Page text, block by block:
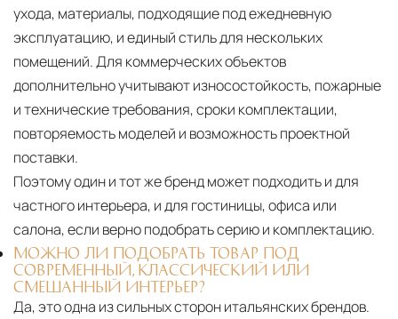
ухода, материалы, подходящие под ежедневную
эксплуатацию, и единый стиль для нескольких
помещений. Для коммерческих объектов
дополнительно учитывают износостойкость, пожарные
и технические требования, сроки комплектации,
повторяемость моделей и возможность проектной
поставки.
Поэтому один и тот же бренд может подходить и для
частного интерьера, и для гостиницы, офиса или
салона, если верно подобрать серию и комплектацию.
МОЖНО ЛИ ПОДОБРАТЬ ТОВАР ПОД
СОВРЕМЕННЫЙ, КЛАССИЧЕСКИЙ ИЛИ
СМЕШАННЫЙ ИНТЕРЬЕР?
Да, это одна из сильных сторон итальянских брендов.